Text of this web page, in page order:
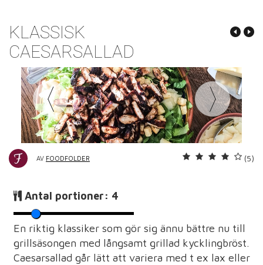
KLASSISK
CAESARSALLAD
AV FOODFOLDER (5)
Antal portioner: 4
En riktig klassiker som gör sig ännu bättre nu till
grillsäsongen med långsamt grillad kycklingbröst.
Caesarsallad går lätt att variera med t ex lax eller